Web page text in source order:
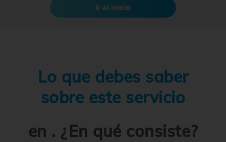
Ir al inicio
Lo que debes saber
sobre este servicio
en . ¿En qué consiste?